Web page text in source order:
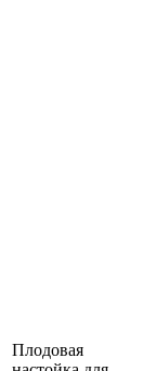
Плодовая